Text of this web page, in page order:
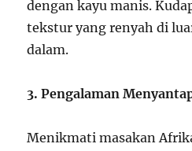
dengan kayu manis.
tekstur yang renyah di
dalam.
3. Pengalaman
Menikmati masakan